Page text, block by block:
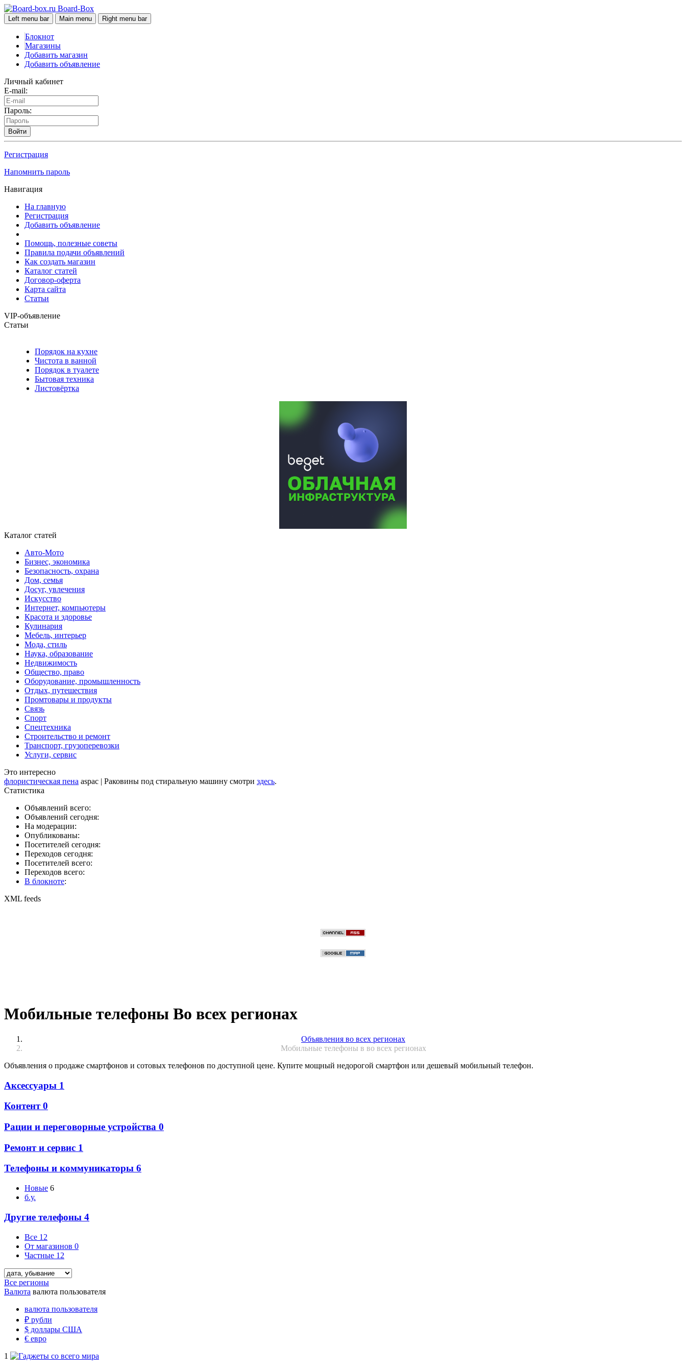
Board-Box
Left menu bar Main menu Right menu bar
Блокнот
Магазины
Добавить магазин
Добавить объявление
Личный кабинет
E-mail:
Пароль:
Войти
Регистрация
Напомнить пароль
Навигация
На главную
Регистрация
Добавить объявление
Помощь, полезные советы
Правила подачи объявлений
Как создать магазин
Каталог статей
Договор-оферта
Карта сайта
Статьи
VIP-объявление
Статьи
Порядок на кухне
Чистота в ванной
Порядок в туалете
Бытовая техника
Листовёртка
Каталог статей
Авто-Мото
Бизнес, экономика
Безопасность, охрана
Дом, семья
Досуг, увлечения
Искусство
Интернет, компьютеры
Красота и здоровье
Кулинария
Мебель, интерьер
Мода, стиль
Наука, образование
Недвижимость
Общество, право
Оборудование, промышленность
Отдых, путешествия
Промтовары и продукты
Связь
Спорт
Спецтехника
Строительство и ремонт
Транспорт, грузоперевозки
Услуги, сервис
Это интересно
флористическая пена aspac | Раковины под стиральную машину смотри здесь.
Статистика
Объявлений всего:
Объявлений сегодня:
На модерации:
Опубликованы:
Посетителей сегодня:
Переходов сегодня:
Посетителей всего:
Переходов всего:
В блокноте:
XML feeds
Мобильные телефоны Во всех регионах
Объявления во всех регионах
Мобильные телефоны в во всех регионах
Объявления о продаже смартфонов и сотовых телефонов по доступной цене. Купите мощный недорогой смартфон или дешевый мобильный телефон.
Аксессуары 1
Контент0
Рации и переговорные устройства 0
Ремонт и сервис 1
Телефоны и коммуникаторы 6
Новые 6
б.у.
Другие телефоны 4
Все 12
От магазинов 0
Частные 12
Все регионы
Валюта валюта пользователя
валюта пользователя
₽ рубли
$ доллары США
€ евро
1